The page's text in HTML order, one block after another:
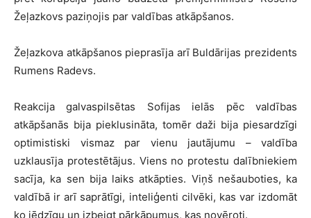
Žeļazkovs paziņojis par valdības atkāpšanos.
Žeļazkova atkāpšanos pieprasīja arī Buldārijas prezidents
Rumens Radevs.
Reakcija galvaspilsētas Sofijas ielās pēc valdības
atkāpšanās bija pieklusināta, tomēr daži bija piesardzīgi
optimistiski vismaz par vienu jautājumu – valdība
uzklausīja protestētājus. Viens no protestu dalībniekiem
sacīja, ka sen bija laiks atkāpties. Viņš nešauboties, ka
valdībā ir arī saprātīgi, inteliģenti cilvēki, kas var izdomāt
ko jēdzīgu un izbeigt pārkāpumus, kas novēroti.